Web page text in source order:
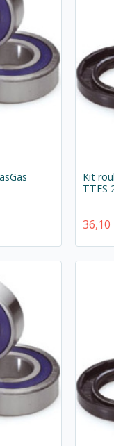
Kit
TTES
36,10